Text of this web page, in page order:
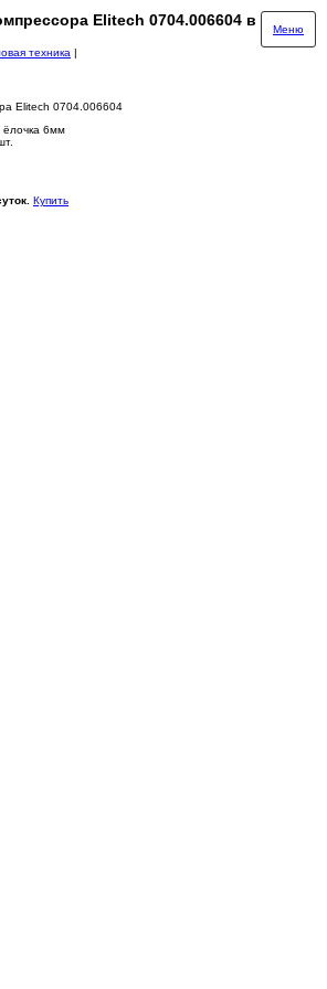
Elitech 0704.006604 в
Меню
техника |
Elitech 0704.006604
6мм
Купить